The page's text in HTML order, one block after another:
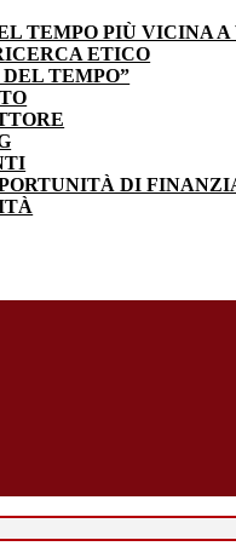
TEMPO PIÙ VICINA A
ETICO
TEMPO”
DI